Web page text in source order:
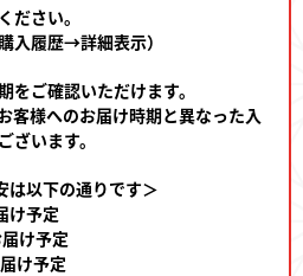
ださい。
入履歴→詳細表示）
をご確認いただけます。
客様へのお届け時期と異なった入
ざいます。
は以下の通りです＞
け予定
け予定
け予定